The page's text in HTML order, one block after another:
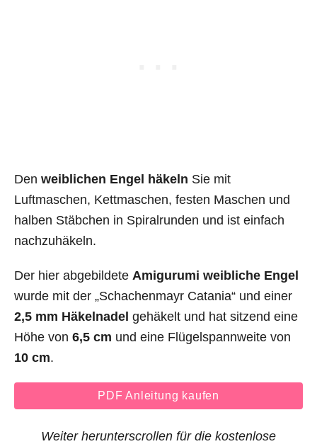
Den weiblichen Engel häkeln Sie mit
Luftmaschen, Kettmaschen, festen Maschen und
halben Stäbchen in Spiralrunden und ist einfach
nachzuhäkeln.
Der hier abgebildete Amigurumi weibliche Engel
wurde mit der „Schachenmayr Catania“ und einer
2,5 mm Häkelnadel gehäkelt und hat sitzend eine
Höhe von 6,5 cm und eine Flügelspannweite von
10 cm.
PDF Anleitung kaufen
Weiter herunterscrollen für die kostenlose